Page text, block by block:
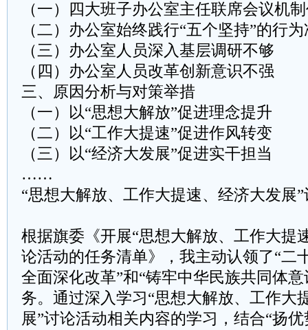
（一）四大班子办公室主任联席会议机
（二）办公室始终践行“五个坚持”的行
（三）办公室人员深入基层调研不够
（四）办公室人员改革创新意识不强
三、原因分析与对策举措
（一）以“思想大解放”促进理念提升
（二）以“工作大提速”促进作风转变
（三）以“经济大发展”促进实干担当
……
“思想大解放、工作大提速、经济大发展
根据旗委《开展“思想大解放、工作大提
论活动的任务清单》，我主动认领了“二
全面深化改革”和“铸牢中华民族共同体
务。通过深入学习“思想大解放、工作大
展”讨论活动相关内容的学习，结合“扬